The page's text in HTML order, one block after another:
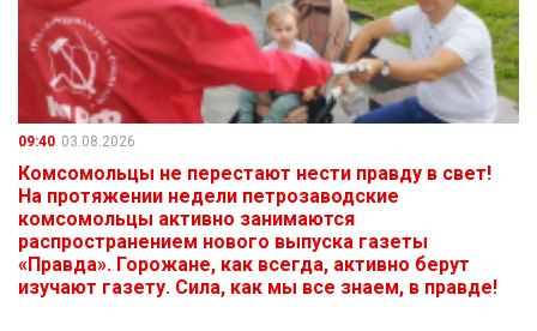
09:40 03.08.2026
Комсомольцы не перестают нести правду в свет!
На протяжении недели петрозаводские
комсомольцы активно занимаются
распространением нового выпуска газеты
«Правда». Горожане, как всегда, активно берут
изучают газету. Сила, как мы все знаем, в правде!